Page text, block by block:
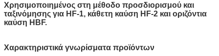
Χρησιμοποιημένος στη μέθοδο προσδιορισμού και
ταξινόμησης για HF-1, κάθετη καύση HF-2 και οριζόντια
καύση HBF.
Χαρακτηριστικά γνωρίσματα προϊόντων